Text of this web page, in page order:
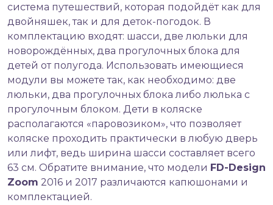
система путешествий, которая подойдёт как для
двойняшек, так и для деток-погодок. В
комплектацию входят: шасси, две люльки для
новорождённых, два прогулочных блока для
детей от полугода. Использовать имеющиеся
модули вы можете так, как необходимо: две
люльки, два прогулочных блока либо люлька с
прогулочным блоком. Дети в коляске
располагаются «паровозиком», что позволяет
коляске проходить практически в любую дверь
или лифт, ведь ширина шасси составляет всего
63 см. Обратите внимание, что модели FD-Design
Zoom 2016 и 2017 различаются капюшонами и
комплектацией.